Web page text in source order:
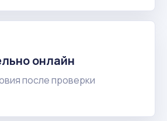
онлайн
после проверки